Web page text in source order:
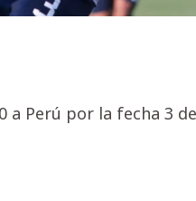
a Perú por la fecha 3